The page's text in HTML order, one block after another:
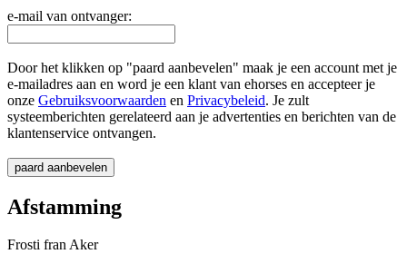
e-mail van ontvanger:
Door het klikken op "paard aanbevelen" maak je een account met je
e-mailadres aan en word je een klant van ehorses en accepteer je
onze Gebruiksvoorwaarden en Privacybeleid. Je zult
systeemberichten gerelateerd aan je advertenties en berichten van de
klantenservice ontvangen.
Afstamming
Frosti fran Aker